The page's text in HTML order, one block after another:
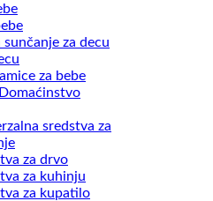
sunčanje za decu
za bebe
sredstva za
za drvo
za kuhinju
za kupatilo